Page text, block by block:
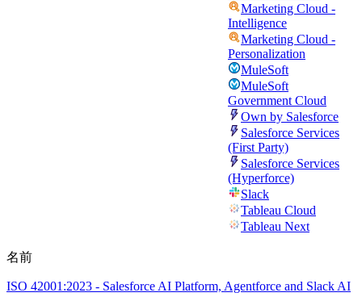
Marketing Cloud -
Intelligence
Marketing Cloud -
Personalization
MuleSoft
MuleSoft
Government Cloud
Own by Salesforce
Salesforce Services
(First Party)
Salesforce Services
(Hyperforce)
Slack
Tableau Cloud
Tableau Next
名前
ISO 42001:2023 - Salesforce AI Platform, Agentforce and Slack AI